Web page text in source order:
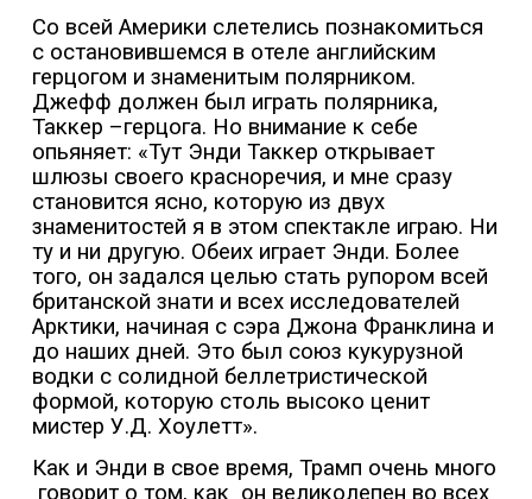
Со всей Америки слетелись познакомиться
с остановившемся в отеле английским
герцогом и знаменитым полярником.
Джефф должен был играть полярника,
Таккер –герцога. Но внимание к себе
опьяняет: «Тут Энди Таккер открывает
шлюзы своего красноречия, и мне сразу
становится ясно, которую из двух
знаменитостей я в этом спектакле играю. Ни
ту и ни другую. Обеих играет Энди. Более
того, он задался целью стать рупором всей
британской знати и всех исследователей
Арктики, начиная с сэра Джона Франклина и
до наших дней. Это был союз кукурузной
водки с солидной беллетристической
формой, которую столь высоко ценит
мистер У.Д. Хоулетт».
Как и Энди в свое время, Трамп очень много
говорит о том, как он великолепен во всех